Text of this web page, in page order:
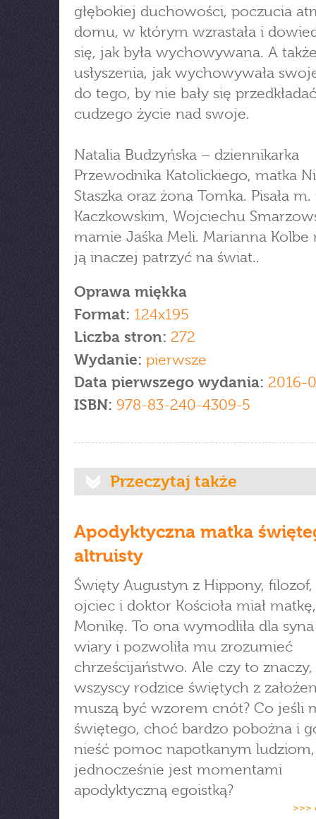
głębokiej duchowości, poczucia
domu, w którym wzrastała i
się, jak była wychowywana. A
usłyszenia, jak wychowywała
do tego, by nie bały się przedkładać
cudzego życie nad swoje.
Natalia Budzyńska – dziennikarka
Przewodnika Katolickiego, matka
Staszka oraz żona Tomka. Pisała
Kaczkowskim, Wojciechu
mamie Jaśka Meli. Marianna Kolbe
ją inaczej patrzyć na świat..
Oprawa miękka
Format: 124x195
Liczba stron: 272
Wydanie: pierwsze
Data pierwszego wydania: 2016-
ISBN: 978-83-240-4309-5
Przeczytaj także
Apodyktyczna matka
altruisty
Święty Augustyn z Hippony,
ojciec i doktor Kościoła miał
Monikę. To ona wymodliła dla syna
wiary i pozwoliła mu zrozumieć
chrześcijaństwo. Ale czy to znaczy,
wszyscy rodzice świętych z
muszą być wzorem cnót? Co jeśli
świętego, choć bardzo pobożna i
nieść pomoc napotkanym ludziom,
jednocześnie jest momentami
apodyktyczną egoistką?
>>>